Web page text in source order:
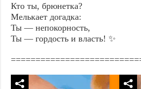
Кто ты, брюнетка?
Мелькает догадка:
Ты — непокорность,
Ты — гордость и власть! ✨